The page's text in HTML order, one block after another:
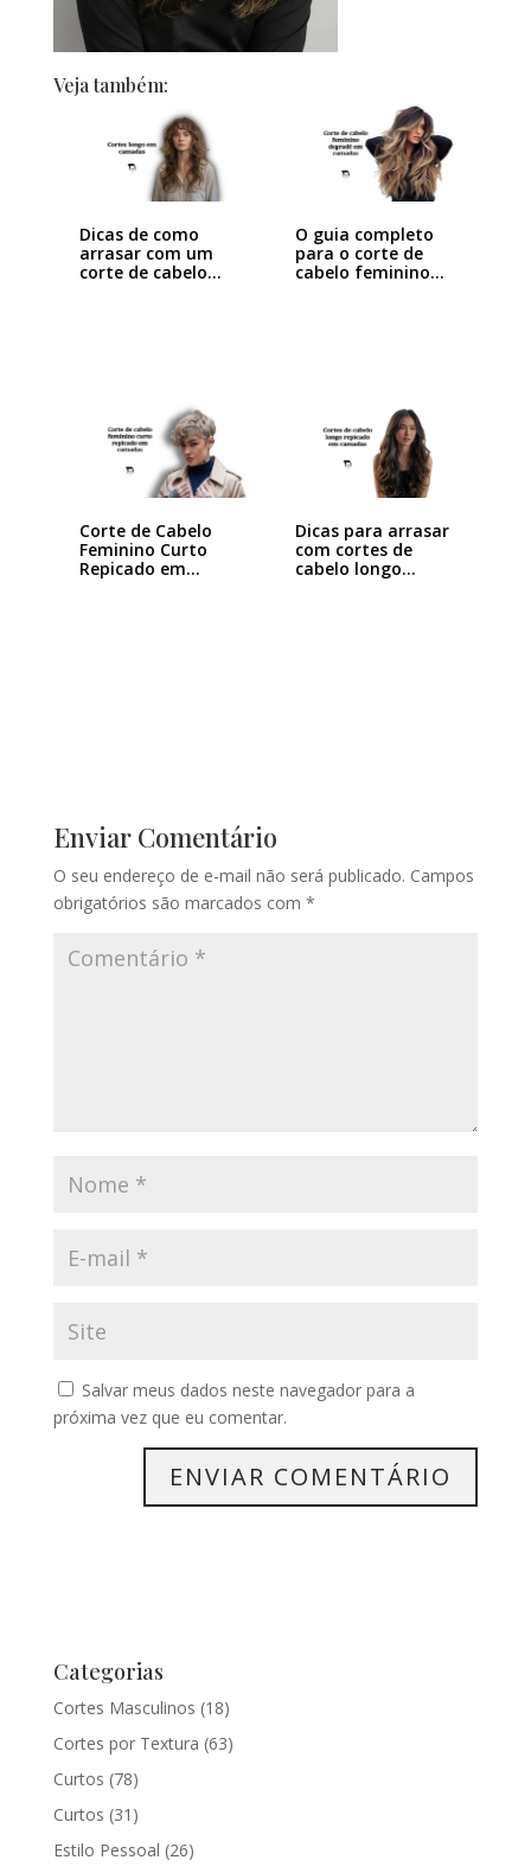
Veja também:
Dicas de como
arrasar com um
corte de cabelo…
O guia completo
para o corte de
cabelo feminino…
Corte de Cabelo
Feminino Curto
Repicado em
Dicas para arrasar
com cortes de
cabelo longo…
Enviar Comentário
O seu endereço de e-mail não será publicado. Campos
obrigatórios são marcados com *
Salvar meus dados neste navegador para a
próxima vez que eu comentar.
Categorias
Cortes Masculinos (18)
Cortes por Textura (63)
Curtos (78)
Curtos (31)
Estilo Pessoal (26)